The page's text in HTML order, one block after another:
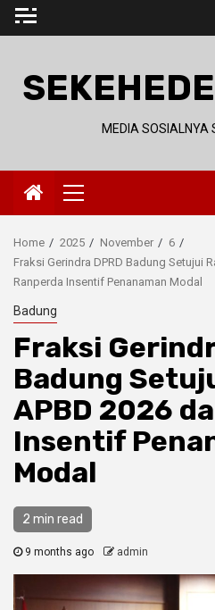
Skip
MEDIA SOSIALNYA
Primary
Menu
Home 2025 November
6
Fraksi Gerindra DPRD Badung Setujui
Ranperda Insentif Penanaman Modal
Badung
Fraksi
Badung
APBD 2026
Insentif
Modal
2 min read
9 months ago admin